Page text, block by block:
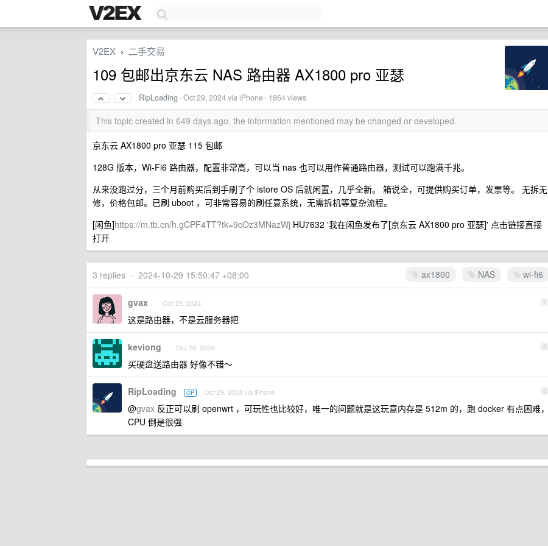
V2EX › 二手交易
109 包邮出京东云 NAS 路由器 AX1800 pro 亚瑟
RipLoading ·Oct 29, 2024via iPhone · 1864 views
This topic created in 649 days ago, the information mentioned may be changed or developed.
京东云 AX1800 pro 亚瑟 115 包邮
128G 版本，Wi-Fi6 路由器，配置非常高，可以当 nas 也可以用作普通路由器，测试可以跑满千兆。
从来没跑过分，三个月前购买后到手刷了个 istore OS 后就闲置，几乎全新。 箱说全，可提供购买订单，发票等。 无拆无
修，价格包邮。已刷 uboot ，可非常容易的刷任意系统，无需拆机等复杂流程。
[闲鱼]https://m.tb.cn/h.gCPF4TT?tk=9cOz3MNazWj HU7632 '我在闲鱼发布了[京东云 AX1800 pro 亚瑟]' 点击链接直接
打开
ax1800 NAS wi-fi6
3 replies • 2024-10-29 15:50:47 +08:00
1
gvax Oct 29, 2024
这是路由器，不是云服务器把
2
keviong Oct 29, 2024
买硬盘送路由器 好像不错～
3
RipLoading OP Oct 29, 2024 via iPhone
@gvax 反正可以刷 openwrt ，可玩性也比较好，唯一的问题就是这玩意内存是 512m 的，跑 docker 有点困难，
CPU 倒是很强